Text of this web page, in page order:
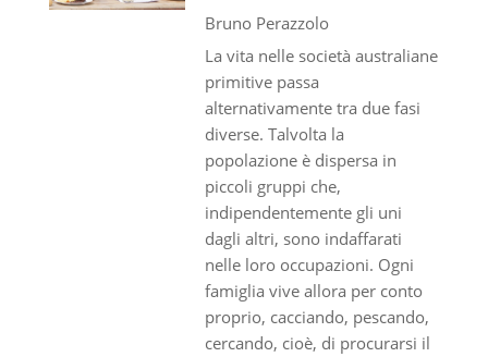
Bruno Perazzolo
La vita nelle società australiane
primitive passa
alternativamente tra due fasi
diverse. Talvolta la
popolazione è dispersa in
piccoli gruppi che,
indipendentemente gli uni
dagli altri, sono indaffarati
nelle loro occupazioni. Ogni
famiglia vive allora per conto
proprio, cacciando, pescando,
cercando, cioè, di procurarsi il